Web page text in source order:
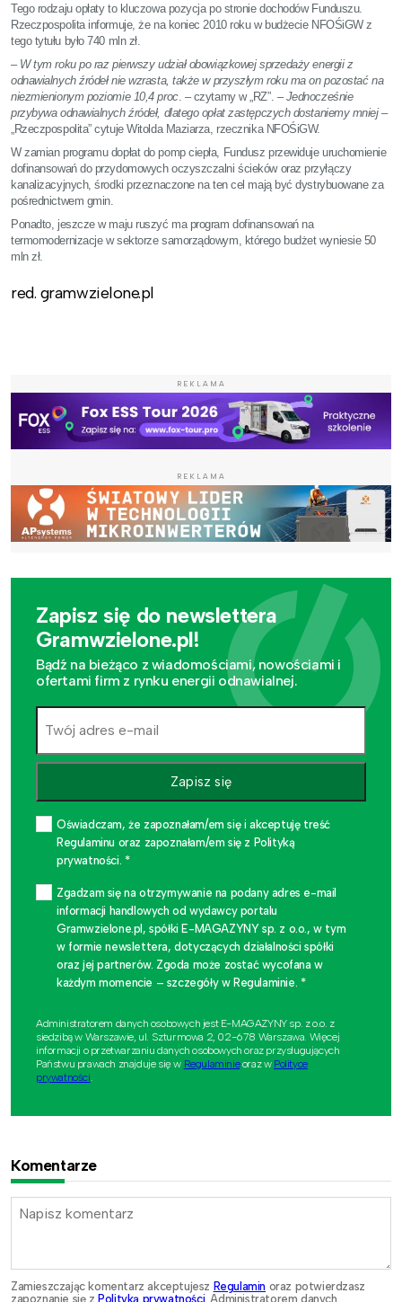
Tego rodzaju opłaty to kluczowa pozycja po stronie dochodów Funduszu.
Rzeczpospolita informuje, że na koniec 2010 roku w budżecie NFOŚiGW z
tego tytułu było 740 mln zł.
– W tym roku po raz pierwszy udział obowiązkowej sprzedaży energii z
odnawialnych źródeł nie wzrasta, także w przyszłym roku ma on pozostać na
niezmienionym poziomie 10,4 proc. – czytamy w „RZ”. – Jednocześnie
przybywa odnawialnych źródeł, dlatego opłat zastępczych dostaniemy mniej–
„Rzeczpospolita” cytuje Witolda Maziarza, rzecznika NFOŚiGW.
W zamian programu dopłat do pomp ciepła, Fundusz przewiduje uruchomienie
dofinansowań do przydomowych oczyszczalni ścieków oraz przyłączy
kanalizacyjnych, środki przeznaczone na ten cel mają być dystrybuowane za
pośrednictwem gmin.
Ponadto, jeszcze w maju ruszyć ma program dofinansowań na
termomodernizacje w sektorze samorządowym, którego budżet wyniesie 50
mln zł.
red. gramwzielone.pl
REKLAMA
REKLAMA
Zapisz się do newslettera
Gramwzielone.pl!
Bądź na bieżąco z wiadomościami, nowościami i
ofertami firm z rynku energii odnawialnej.
Zapisz się
Oświadczam, że zapoznałam/em się i akceptuję treść
Regulaminu oraz zapoznałam/em się z Polityką
prywatności. *
Zgadzam się na otrzymywanie na podany adres e-mail
informacji handlowych od wydawcy portalu
Gramwzielone.pl, spółki E-MAGAZYNY sp. z o.o., w tym
w formie newslettera, dotyczących działalności spółki
oraz jej partnerów. Zgoda może zostać wycofana w
każdym momencie – szczegóły w Regulaminie. *
Administratorem danych osobowych jest E-MAGAZYNY sp. z o.o. z
siedzibą w Warszawie, ul. Szturmowa 2, 02-678 Warszawa. Więcej
informacji o przetwarzaniu danych osobowych oraz przysługujących
Państwu prawach znajduje się w Regulaminieoraz w Polityce
prywatności.
Komentarze
Zamieszczając komentarz akceptujesz Regulamin oraz potwierdzasz
zapoznanie się z Polityką prywatności . Administratorem danych